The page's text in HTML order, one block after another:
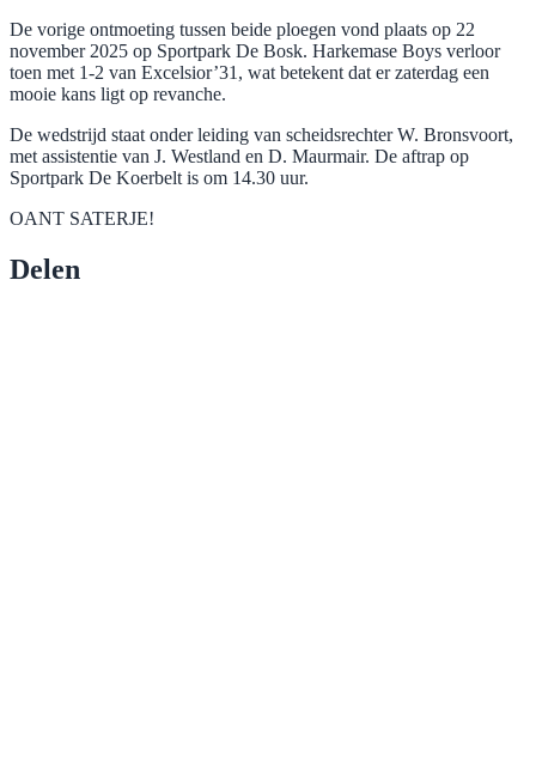
De vorige ontmoeting tussen beide ploegen vond plaats op 22
november 2025 op Sportpark De Bosk. Harkemase Boys verloor
toen met 1-2 van Excelsior’31, wat betekent dat er zaterdag een
mooie kans ligt op revanche.
De wedstrijd staat onder leiding van scheidsrechter W. Bronsvoort,
met assistentie van J. Westland en D. Maurmair. De aftrap op
Sportpark De Koerbelt is om 14.30 uur.
OANT SATERJE!
Delen